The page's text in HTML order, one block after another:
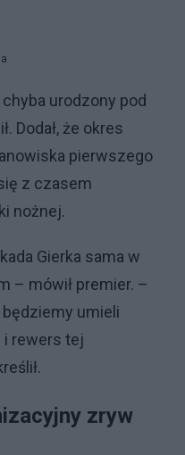
urodzony pod
Dodał, że okres
pierwszego
z czasem
nożnej.
Gierka sama w
– mówił premier. –
umieli
rewers tej
zryw